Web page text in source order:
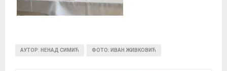
АУТОР: НЕНАД СИМИЋ ФОТО: ИВАН ЖИВКОВИЋ